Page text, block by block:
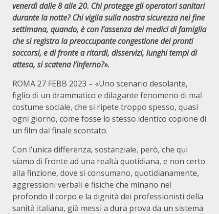
venerdì dalle 8 alle 20. Chi protegge gli operatori sanitari
durante la notte? Chi vigila sulla nostra sicurezza nei fine
settimana, quando, è con l’assenza dei medici di famiglia
che si registra la preoccupante congestione dei pronti
soccorsi, e di fronte a ritardi, disservizi, lunghi tempi di
attesa, si scatena l’inferno?».
ROMA 27 FEBB 2023 – «Uno scenario desolante,
figlio di un drammatico e dilagante fenomeno di mal
costume sociale, che si ripete troppo spesso, quasi
ogni giorno, come fosse lo stesso identico copione di
un film dal finale scontato.
Con l’unica differenza, sostanziale, però, che qui
siamo di fronte ad una realtà quotidiana, e non certo
alla finzione, dove si consumano, quotidianamente,
aggressioni verbali e fisiche che minano nel
profondo il corpo e la dignità dei professionisti della
sanità italiana, già messi a dura prova da un sistema